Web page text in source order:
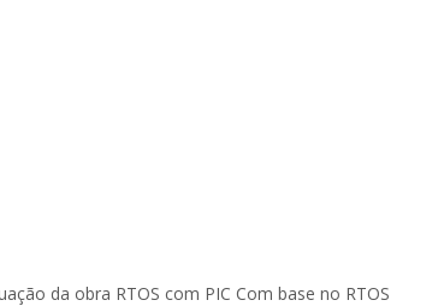
da obra RTOS com PIC Com base no RTOS